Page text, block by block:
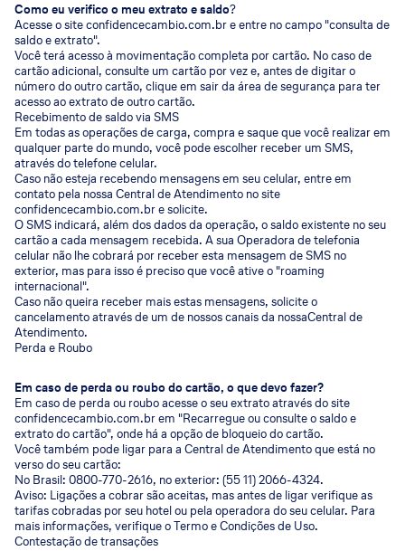
Como eu verifico o meu extrato e saldo?
Acesse o site confidencecambio.com.br e entre no campo "consulta de
saldo e extrato".
Você terá acesso à movimentação completa por cartão. No caso de
cartão adicional, consulte um cartão por vez e, antes de digitar o
número do outro cartão, clique em sair da área de segurança para ter
acesso ao extrato de outro cartão.
Recebimento de saldo via SMS
Em todas as operações de carga, compra e saque que você realizar em
qualquer parte do mundo, você pode escolher receber um SMS,
através do telefone celular.
Caso não esteja recebendo mensagens em seu celular, entre em
contato pela nossa Central de Atendimento no site
confidencecambio.com.br e solicite.
O SMS indicará, além dos dados da operação, o saldo existente no seu
cartão a cada mensagem recebida. A sua Operadora de telefonia
celular não lhe cobrará por receber esta mensagem de SMS no
exterior, mas para isso é preciso que você ative o "roaming
internacional".
Caso não queira receber mais estas mensagens, solicite o
cancelamento através de um de nossos canais da nossaCentral de
Atendimento.
Perda e Roubo
Em caso de perda ou roubo do cartão, o que devo fazer?
Em caso de perda ou roubo acesse o seu extrato através do site
confidencecambio.com.br em "Recarregue ou consulte o saldo e
extrato do cartão", onde há a opção de bloqueio do cartão.
Você também pode ligar para a Central de Atendimento que está no
verso do seu cartão:
No Brasil: 0800-770-2616, no exterior: (55 11) 2066-4324.
Aviso: Ligações a cobrar são aceitas, mas antes de ligar verifique as
tarifas cobradas por seu hotel ou pela operadora do seu celular. Para
mais informações, verifique o Termo e Condições de Uso.
Contestação de transações